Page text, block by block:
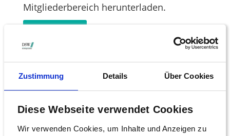
Zustimmung Details Über Cookies
Diese Webseite verwendet Cookies
Wir verwenden Cookies, um Inhalte und Anzeigen zu
Mitgliederbereich herunterladen.
MITGLIEDSCHAFT BEANTRAGEN
Unser zusätzlicher Service für DSW-
Mitglieder: der
DSW-Erstattungsservice